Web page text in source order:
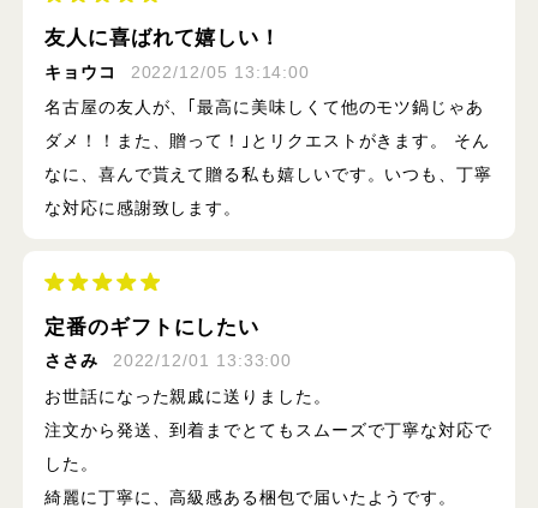
友人に喜ばれて嬉しい！
キョウコ
2022/12/05 13:14:00
名古屋の友人が、｢最高に美味しくて他のモツ鍋じゃあ
ダメ！！また、贈って！｣とリクエストがきます。 そん
なに、喜んで貰えて贈る私も嬉しいです。いつも、丁寧
な対応に感謝致します。
定番のギフトにしたい
ささみ
2022/12/01 13:33:00
お世話になった親戚に送りました。
注文から発送、到着までとてもスムーズで丁寧な対応で
した。
綺麗に丁寧に、高級感ある梱包で届いたようです。